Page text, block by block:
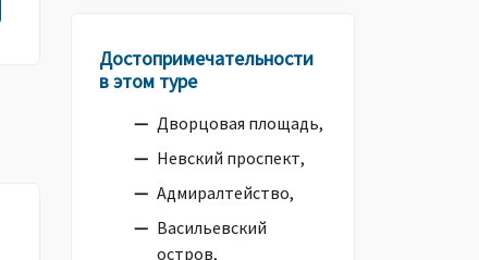
Достопримечательности
в этом туре
Дворцовая площадь,
Невский проспект,
Адмиралтейство,
Васильевский
остров,